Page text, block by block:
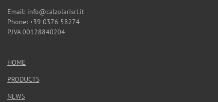
Email: info@calzolarisrl.it
Phone: +39 0376 58274
P.IVA 00128840204
HOME
PRODUCTS
NEWS